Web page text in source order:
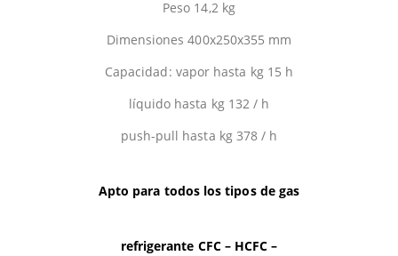
Peso 14,2 kg
Dimensiones 400x250x355 mm
Capacidad: vapor hasta kg 15 h
líquido hasta kg 132 / h
push-pull hasta kg 378 / h
Apto para todos los tipos de gas
refrigerante CFC – HCFC –